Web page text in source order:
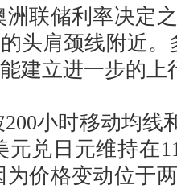
联储利率决定之
头肩颈线附近
建立进一步的上
小时移动均线
兑日元维持在
价格变动位于